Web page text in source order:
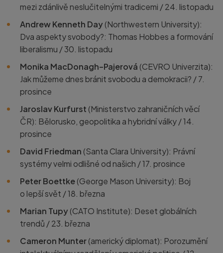
mezi zdánlivě neslučitelnými tradicemi / 24. listopadu
Andrew Kenneth Day(Northwestern University):
Dva aspekty svobody?: Thomas Hobbes a formování
liberalismu / 30. listopadu
Monika MacDonagh–Pajerová (CEVRO Univerzita):
Jak můžeme dnes bránit svobodu a demokracii? / 7.
prosince
Jaroslav Kurfurst (Ministerstvo zahraničních věcí
ČR): Bělorusko, geopolitika a hybridní války / 14.
prosince
David Friedman (Santa Clara University): Právní
systémy velmi odlišné od našich / 17. prosince
Peter Boettke(George Mason University): Boj
o lepší svět / 18. března
Marian Tupy(CATO Institute): Deset globálních
trendů / 23. března
Cameron Munter(americký diplomat): Porozumění